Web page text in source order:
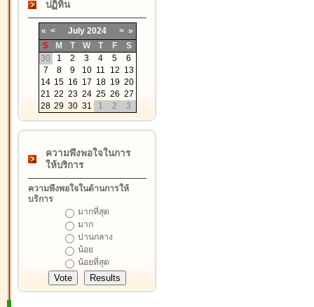
ปฏิทิน
« < July 2024 > »
S
M T W T F
S
30
1 2 3 4 5
6
7
8 9 10 11 12 13
14 15 16 17 18 19 20
21 22 23 24 25 26 27
28 29 30 31 1 2 3
ความพึงพอใจในการ
ให้บริการ
ความพึงพอใจในด้านการให้
บริการ
มากที่สุด
มาก
ปานกลาง
น้อย
น้อยที่สุด